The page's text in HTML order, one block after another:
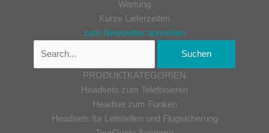
Wartung
Kurze Lieferzeiten
zum Newsletter anmelden
PRODUKTKATEGORIEN
Headsets zum Telefonieren
Headset zum Funken
Headsets für Leitstellen und Flugsicherung